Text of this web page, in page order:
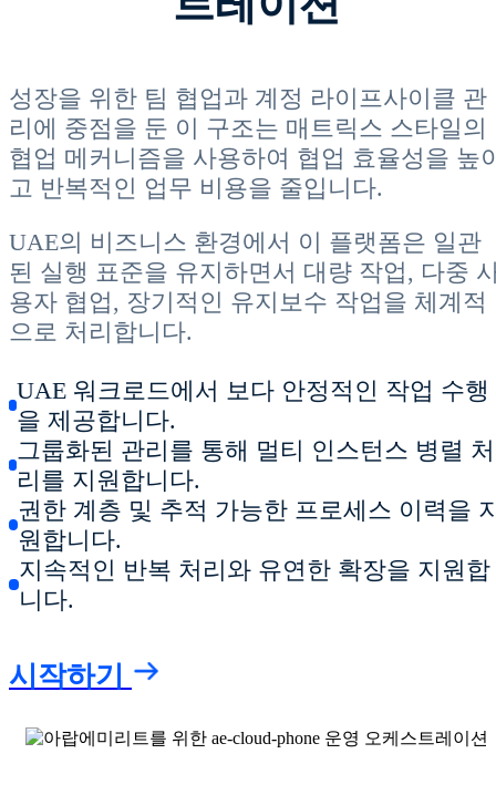
성장을 위한 팀 협업과 계정 라이프사이클 관
리에 중점을 둔 이 구조는 매트릭스 스타일의
협업 메커니즘을 사용하여 협업 효율성을 높
고 반복적인 업무 비용을 줄입니다.
UAE의 비즈니스 환경에서 이 플랫폼은 일관
된 실행 표준을 유지하면서 대량 작업, 다중
용자 협업, 장기적인 유지보수 작업을 체계적
으로 처리합니다.
UAE 워크로드에서 보다 안정적인 작업 수행
을 제공합니다.
그룹화된 관리를 통해 멀티 인스턴스 병렬 처
리를 지원합니다.
권한 계층 및 추적 가능한 프로세스 이력을
원합니다.
지속적인 반복 처리와 유연한 확장을 지원합
니다.
시작하기